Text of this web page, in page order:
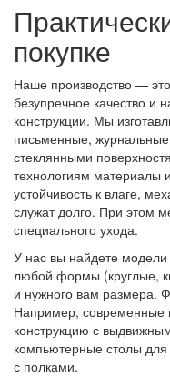
покупке
Наше производство —
безупречное качество и
конструкции. Мы
письменные,
стеклянными
технологиям материалы
устойчивость к влаге,
служат долго. При этом
специального ухода.
У нас вы найдете модели
любой формы (круглые,
и нужного вам размера.
Например, современные
конструкцию с
компьютерные столы
с полками.